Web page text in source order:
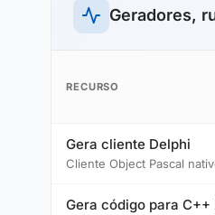
Geradores,
RECURSO
Gera cliente Delphi
Cliente Object Pascal
Gera código para C++